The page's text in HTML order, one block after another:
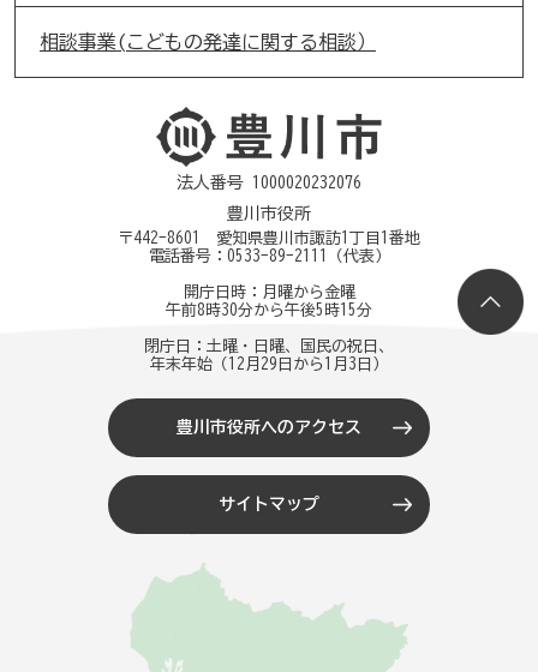
相談事業(こどもの発達に関する相談）
法人番号 1000020232076
豊川市役所
〒442-8601 愛知県豊川市諏訪1丁目1番地
電話番号： 0533-89-2111 （代表）
開庁日時：月曜から金曜
午前8時30分から午後5時15分
閉庁日：土曜・日曜、国民の祝日、
年末年始（12月29日から1月3日）
豊川市役所へのアクセス
サイトマップ